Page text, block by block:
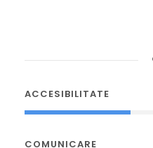
ACCESIBILITATE
COMUNICARE